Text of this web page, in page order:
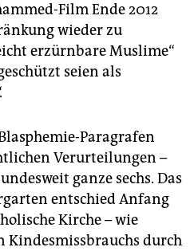
Film Ende 2012
wieder zu
erzürnbare Muslime“
seien als
Paragrafen
Verurteilungen –
ganze sechs. Das
entschied Anfang
Kirche – wie
Kindesmissbrauchs durch